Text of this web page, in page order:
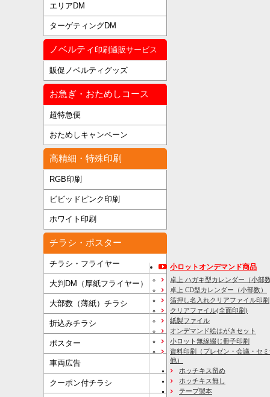
エリアDM
ターゲティングDM
ノベルティ 印刷通販サービス
販促ノベルティグッズ
お急ぎ・おためしコース
超特急便
おためしキャンペーン
高精細・特殊印刷
RGB印刷
ビビッドピンク印刷
ホワイト印刷
チラシ・ポスター
チラシ・フライヤー
大判DM（厚紙フライヤー）
大部数（薄紙）チラシ
折込みチラシ
ポスター
車両広告
クーポン付チラシ
小ロットオンデマンド商品
卓上 ハガキ型カレンダー（小部
卓上 CD型カレンダー（小部数）
箔押し名入れクリアファイル印刷
クリアファイル(全面印刷)
紙製ファイル
オンデマンド絵はがきセット
小ロット無線綴じ冊子印刷
資料印刷
（プレゼン・会議・セ
他）
ホッチキス留め
ホッチキス無し
テープ製本